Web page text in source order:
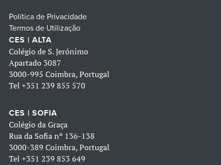
Política de Privacidade
Termos de Utilização
CES | ALTA
Colégio de S. Jerónimo
Apartado 3087
3000-995 Coimbra, Portugal
Tel +351 239 855 570
CES | SOFIA
Colégio da Graça
Rua da Sofia nº 136-138
3000-389 Coimbra, Portugal
Tel +351 239 853 649